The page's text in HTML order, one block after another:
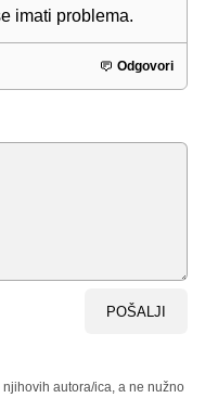
imati problema.
Odgovori
POŠALJI
autora/ica, a ne nužno